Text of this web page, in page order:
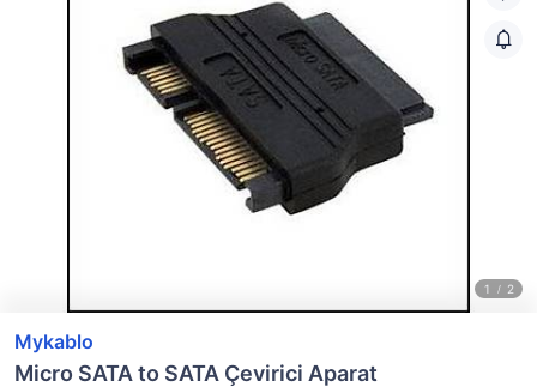
Mykablo
Micro SATA to SATA Çevirici Aparat